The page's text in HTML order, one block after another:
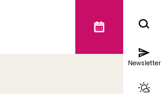
Newsletter